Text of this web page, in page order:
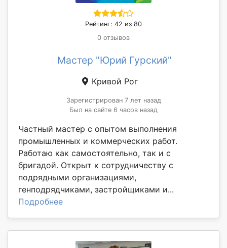
Рейтинг: 42 из 80
0 отзывов
Мастер "Юрий Гурский"
Кривой Рог
Зарегистрирован 7 лет назад
Был на сайте 6 часов назад
Частный мастер с опытом выполнения
промышленных и коммерческих работ.
Работаю как самостоятельно, так и с
бригадой. Открыт к сотрудничеству с
подрядными организациями,
генподрядчиками, застройщиками и...
Подробнее